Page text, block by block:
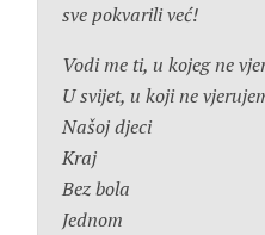
sve pokvarili već!
Vodi me ti, u kojeg ne
U svijet, u koji ne
Našoj djeci
Kraj
Bez bola
Jednom